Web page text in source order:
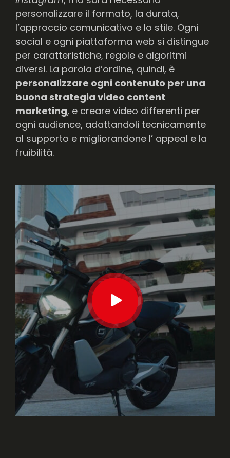
personalizzare il formato, la durata,
l’approccio comunicativo e lo stile. Ogni
social e ogni piattaforma web si distingue
per caratteristiche, regole e algoritmi
diversi. La parola d’ordine, quindi, è
personalizzare ogni contenuto per una
buona strategia video content
marketing, e creare video differenti per
ogni audience, adattandoli tecnicamente
al supporto e migliorandone l’ appeal e la
fruibilità.